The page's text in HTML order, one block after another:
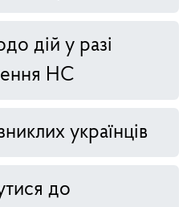
дій у разі
НС
українців
до